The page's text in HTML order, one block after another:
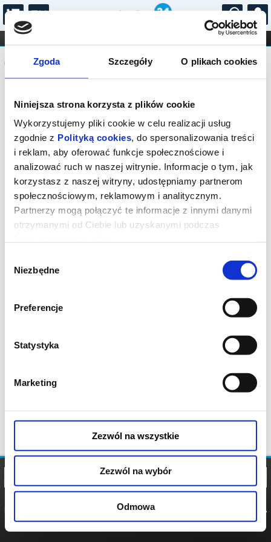
Zgoda Szczegóły O plikach cookies
Niniejsza strona korzysta z plików cookie
Wykorzystujemy pliki cookie w celu realizacji usług
zgodnie z Polityką cookies, do spersonalizowania treści
i reklam, aby oferować funkcje społecznościowe i
analizować ruch w naszej witrynie. Informacje o tym, jak
korzystasz z naszej witryny, udostępniamy partnerom
społecznościowym, reklamowym i analitycznym.
Partnerzy mogą połączyć te informacje z innymi danymi
otrzymanymi od Ciebie lub uzyskanymi podczas
zgody
Niezbędne
Preferencje
Statystyka
Marketing
Zezwól na wszystkie
Zezwól na wybór
Odmowa
...
FILHARMONIA OPERA I BALET
STAND-UP
DLA DZIECI
Komunikat
Sprzedaż biletów on-line na wydarzenie
została zakończona.
POLITYKA
POLITYKA